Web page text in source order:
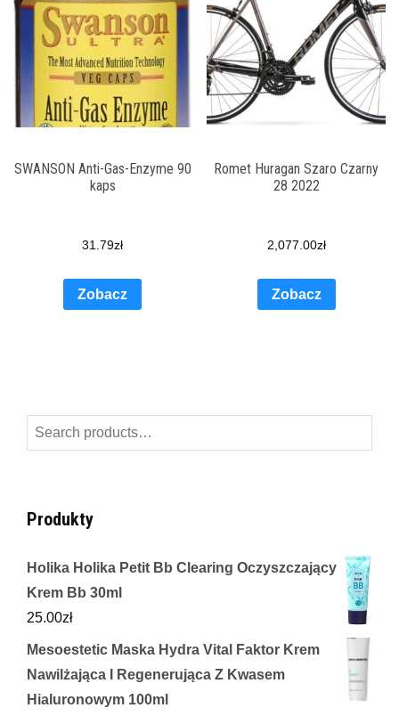
SWANSON Anti-Gas-Enzyme 90
kaps
31.79zł
Zobacz
Romet Huragan Szaro Czarny
28 2022
2,077.00zł
Zobacz
Search
for:
Produkty
Holika Holika Petit Bb Clearing Oczyszczający
Krem Bb 30ml
25.00zł
Mesoestetic Maska Hydra Vital Faktor Krem
Nawilżająca I Regenerująca Z Kwasem
Hialuronowym 100ml